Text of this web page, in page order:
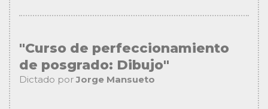
"Curso de perfeccionamiento
de posgrado: Dibujo"
Dictado porJorge Mansueto